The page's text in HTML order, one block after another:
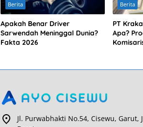
Berita
Apakah Benar Driver
Sarwendah Meninggal Dunia?
Fakta 2026
Berita
PT
Apa?
Jl. Purwabhakti No.54, Cisewu, Garut,